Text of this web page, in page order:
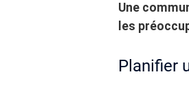
Une
les
Planifier